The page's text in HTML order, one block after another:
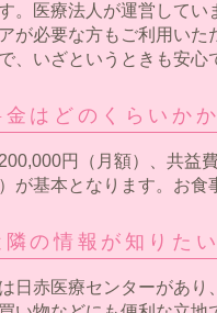
。医療法人が運営してい
が必要な方もご利用いた
、いざというときも安心
はどのくらいかか
円（月額）、共益
）が基本となります。お
の情報が知りたい
日赤医療センターがあ